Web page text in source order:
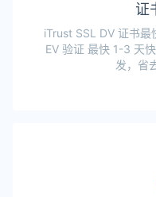
证
iTrust SSL DV 证书
EV 验证 最快 1-3 天
发，省